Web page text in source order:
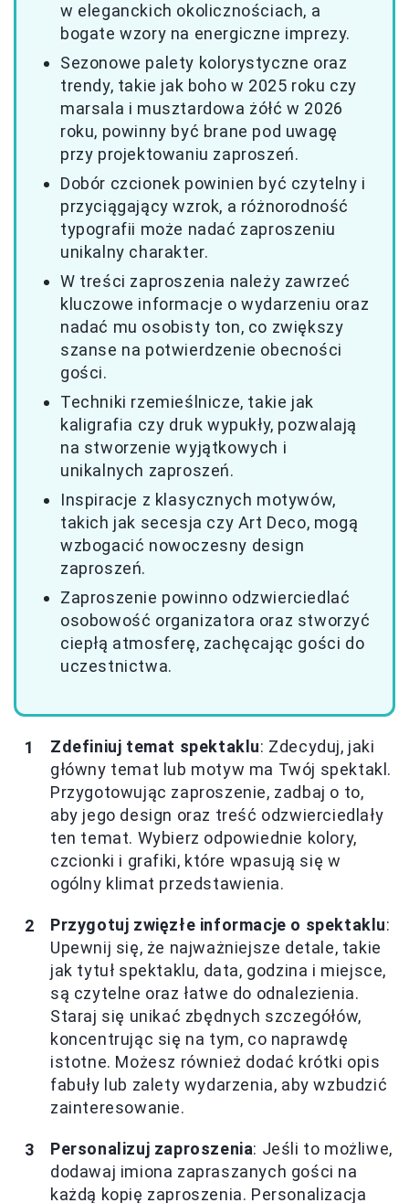
w eleganckich okolicznościach, a
bogate wzory na energiczne imprezy.
Sezonowe palety kolorystyczne oraz
trendy, takie jak boho w 2025 roku czy
marsala i musztardowa żółć w 2026
roku, powinny być brane pod uwagę
przy projektowaniu zaproszeń.
Dobór czcionek powinien być czytelny i
przyciągający wzrok, a różnorodność
typografii może nadać zaproszeniu
unikalny charakter.
W treści zaproszenia należy zawrzeć
kluczowe informacje o wydarzeniu oraz
nadać mu osobisty ton, co zwiększy
szanse na potwierdzenie obecności
gości.
Techniki rzemieślnicze, takie jak
kaligrafia czy druk wypukły, pozwalają
na stworzenie wyjątkowych i
unikalnych zaproszeń.
Inspiracje z klasycznych motywów,
takich jak secesja czy Art Deco, mogą
wzbogacić nowoczesny design
zaproszeń.
Zaproszenie powinno odzwierciedlać
osobowość organizatora oraz stworzyć
ciepłą atmosferę, zachęcając gości do
uczestnictwa.
Zdefiniuj temat spektaklu: Zdecyduj, jaki
główny temat lub motyw ma Twój spektakl.
Przygotowując zaproszenie, zadbaj o to,
aby jego design oraz treść odzwierciedlały
ten temat. Wybierz odpowiednie kolory,
czcionki i grafiki, które wpasują się w
ogólny klimat przedstawienia.
Przygotuj zwięzłe informacje o spektaklu:
Upewnij się, że najważniejsze detale, takie
jak tytuł spektaklu, data, godzina i miejsce,
są czytelne oraz łatwe do odnalezienia.
Staraj się unikać zbędnych szczegółów,
koncentrując się na tym, co naprawdę
istotne. Możesz również dodać krótki opis
fabuły lub zalety wydarzenia, aby wzbudzić
zainteresowanie.
Personalizuj zaproszenia: Jeśli to możliwe,
dodawaj imiona zapraszanych gości na
każdą kopię zaproszenia. Personalizacja